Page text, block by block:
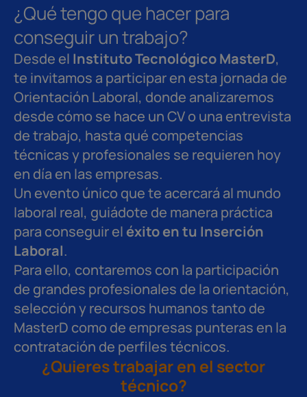
¿Qué tengo que hacer para
conseguir un trabajo?
Desde el Instituto Tecnológico MasterD,
te invitamos a participar en esta jornada de
Orientación Laboral, donde analizaremos
desde cómo se hace un CV o una entrevista
de trabajo, hasta qué competencias
técnicas y profesionales se requieren hoy
en día en las empresas.
Un evento único que te acercará al mundo
laboral real, guiádote de manera práctica
para conseguir el éxito en tu Inserción
Laboral.
Para ello, contaremos con la participación
de grandes profesionales de la orientación,
selección y recursos humanos tanto de
MasterD como de empresas punteras en la
contratación de perfiles técnicos.
¿Quieres trabajar en el sector
técnico?